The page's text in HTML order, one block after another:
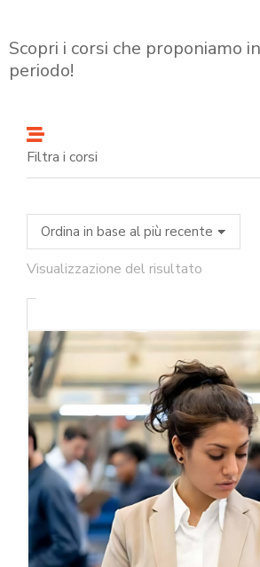
Scopri i corsi che proponiamo
periodo!
Filtra i corsi
Visualizzazione del risultato